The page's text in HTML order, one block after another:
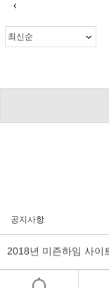
공지사항
2019년 설 명절 배송지
2018년 미즌하임 사이
2018년 야휴회 공지[상